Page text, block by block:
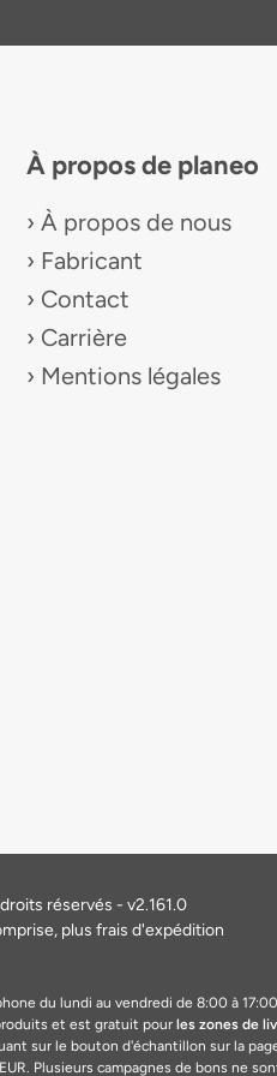
À propos de planeo
À propos de nous
Fabricant
Contact
Carrière
Mentions légales
réservés - v2.161.0
plus frais d'expédition
du lundi au vendredi de 8:00 à
et est gratuit pour les zones de
sur le bouton d'échantillon sur la
EUR . Plusieurs campagnes de bons ne